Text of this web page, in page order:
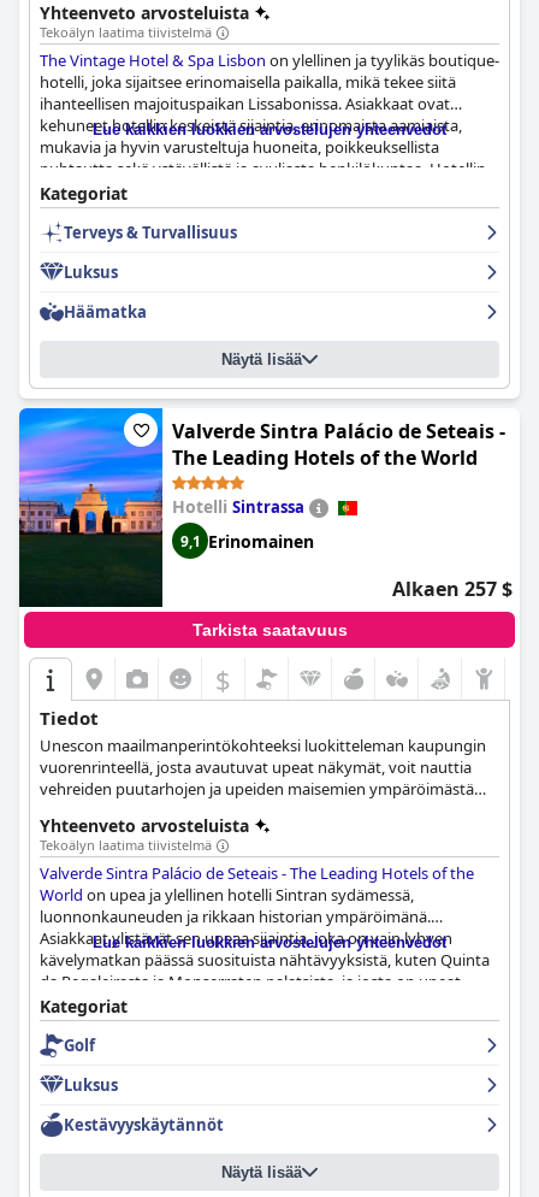
sisustettuja huoneita, virkistäviä kylpylähoitoja, hyvin
varustettu kuntosali, runsaasti tilaa konferensseja ja tapahtumia
varten sekä upea kattobaari, josta on panoraamanäkymät
kaupunkimaisemaan.
Yhteenveto arvosteluista
Tekoälyn laatima tiivistelmä
The Vintage Hotel & Spa Lisbon on ylellinen ja tyylikäs boutique-
hotelli, joka sijaitsee erinomaisella paikalla, mikä tekee siitä
ihanteellisen majoituspaikan Lissabonissa. Asiakkaat ovat
kehuneet hotellin keskeistä sijaintia, erinomaista aamiaista,
mukavia ja hyvin varusteltuja huoneita, poikkeuksellista
puhtautta sekä ystävällistä ja avuliasta henkilökuntaa. Hotellin
spa ja kattobaari ovat myös kohokohtia, tarjoten rentouttavan
ja virkistävän kokemuksen. Vaikka joillakin asiakkailla on ollut
ongelmia uima-altaan ja saavutettavuuden kanssa, suurin osa
Hotel & Spa Lissabonissa on ylellinen ja romanttinen kokemus.
Lue kaikkien luokkien arvostelujen yhteenvedot
Kategoriat
Terveys & Turvallisuus
Luksus
Häämatka
Näytä lisää
Valverde Sintra Palácio de Seteais -
The Leading Hotels of the World
Hotelli Sintrassa
9,1 Erinomainen
Alkaen 257 $
Tarkista saatavuus
$
Tiedot
Unescon maailmanperintökohteeksi luokitteleman kaupungin
vuorenrinteellä, josta avautuvat upeat näkymät, voit nauttia
vehreiden puutarhojen ja upeiden maisemien ympäröimästä
Yhteenveto arvosteluista
Tekoälyn laatima tiivistelmä
Valverde Sintra Palácio de Seteais - The Leading Hotels of the
World on upea ja ylellinen hotelli Sintran sydämessä,
luonnonkauneuden ja rikkaan historian ympäröimänä.
Asiakkaat ylistävät sen upeaa sijaintia, joka on vain lyhyen
kävelymatkan päässä suosituista nähtävyyksistä, kuten Quinta
da Regaleirasta ja Monserraten palatsista, ja josta on upeat
näkymät Palacio da Penaan puutarhan ikkunoista. Hotelli
sijaitsee keskeisen Sintran kaaoksen yläpuolella ja tarjoaa
rauhallisen pakopaikan kaupungin hälinästä.
Hotellin aamiainen on poikkeuksellinen, ja korkealaatuiset
portugalilaiset juustot, lihat ja leivonnaiset ovat erityisen
huomionarvoisia. Illallismenussa on herkullisia ja epätavallisia
ruokia, ja à la carte -vaihtoehto on parempi vastine rahalle kuin
buffet. Ravintola tarjoilee erinomaista ruokaa, ja tarjoilijat ovat
Lue kaikkien luokkien arvostelujen yhteenvedot
Kategoriat
Golf
Luksus
Kestävyyskäytännöt
Näytä lisää